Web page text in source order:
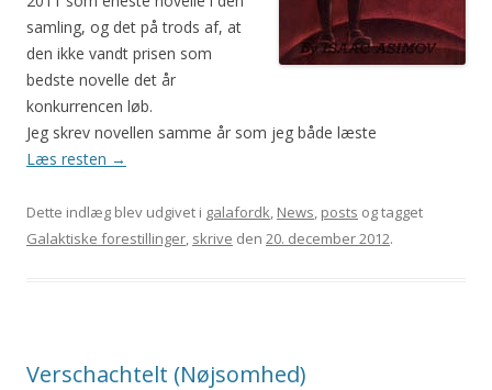
samling, og det på trods af, at
den ikke vandt prisen som
bedste novelle det år
konkurrencen løb.
Jeg skrev novellen samme år som jeg både læste
Læs resten →
Dette indlæg blev udgivet i galafordk, News, posts og tagget
Galaktiske forestillinger, skrive den 20. december 2012.
Verschachtelt (Nøjsomhed)